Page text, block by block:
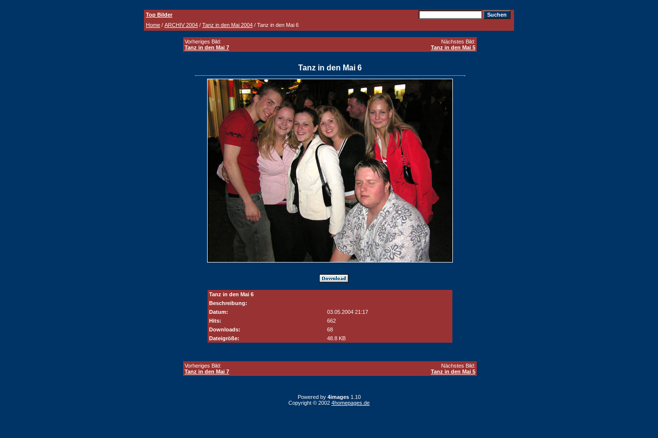
Top Bilder
Home / ARCHIV 2004 / Tanz in den Mai 2004 / Tanz in den Mai 6
Vorheriges Bild:
Tanz in den Mai 7
Nächstes Bild:
Tanz in den Mai 5
Tanz in den Mai 6
Tanz in den Mai 6
Beschreibung:
Datum:
03.05.2004 21:17
Hits:
662
Downloads:
68
Dateigröße:
48.8 KB
Vorheriges Bild:
Tanz in den Mai 7
Nächstes Bild:
Tanz in den Mai 5
Powered by 4images1.10
Copyright © 2002 4homepages.de